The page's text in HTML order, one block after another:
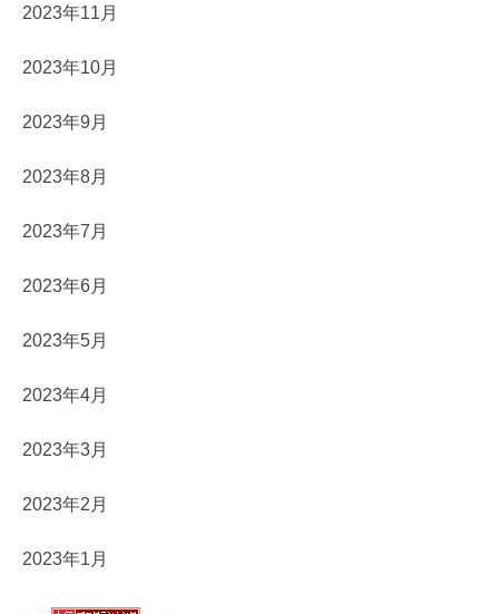
2023年11月
2023年10月
2023年9月
2023年8月
2023年7月
2023年6月
2023年5月
2023年4月
2023年3月
2023年2月
2023年1月